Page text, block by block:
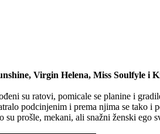
Virgin Helena, Miss Soulfyle i
su ratovi, pomicale se planine i
podcinjenim i prema njima se tako i
prošle, mekani, ali snažni ženski